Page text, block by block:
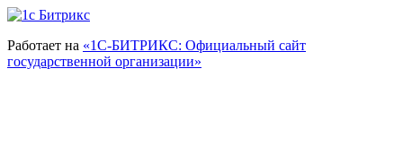
Работает на «1С-БИТРИКС: Официальный сайт
государственной организации»